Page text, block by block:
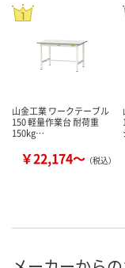
山金工業 ワークテーブル
150 軽量作業台 耐荷重
150kg…
￥22,174～ （税込）